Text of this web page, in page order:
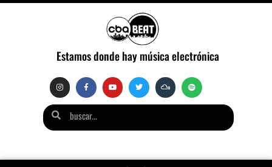
Estamos donde hay música electrónica